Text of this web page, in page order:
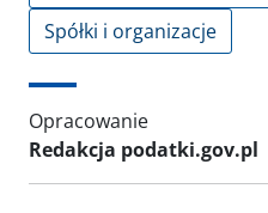
Spółki i organizacje
Opracowanie
Redakcja podatki.gov.pl